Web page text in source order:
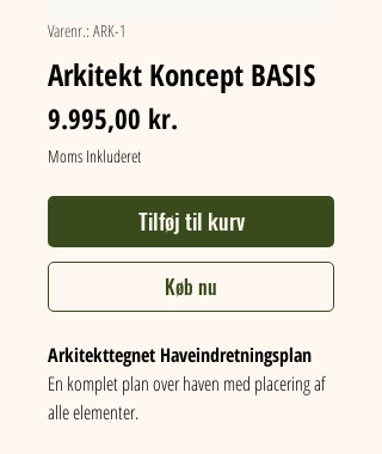
Varenr.: ARK-1
Arkitekt Koncept BASIS
9.995,00 kr.
Moms Inkluderet
Tilføj til kurv
Køb nu
Arkitekttegnet Haveindretningsplan
En komplet plan over haven med placering af
alle elementer.